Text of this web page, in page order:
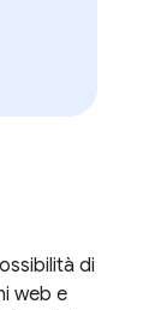
di
web e